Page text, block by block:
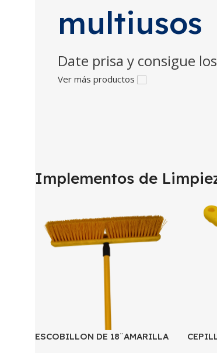
multiusos
Date prisa y consigue
Ver más productos
Implementos de
ESCOBILLON DE 18¨AMARILLA